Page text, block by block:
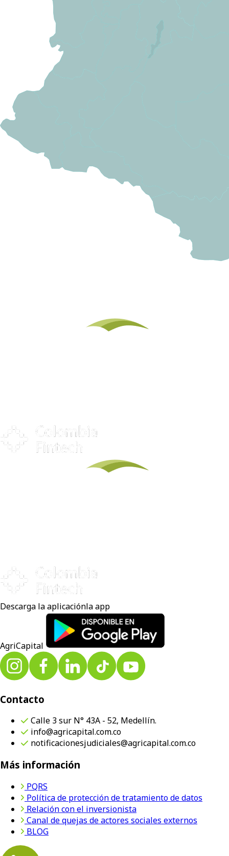
Descarga la aplicaciónla app
AgriCapital
Contacto
Calle 3 sur N° 43A - 52, Medellín.
info@agricapital.com.co
notificacionesjudiciales@agricapital.com.co
Más información
PQRS
Política de protección de tratamiento de datos
Relación con el inversionista
Canal de quejas de actores sociales externos
BLOG